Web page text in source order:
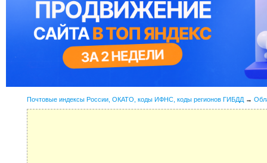
Почтовые индексы России, ОКАТО, коды ИФНС, коды регионов ГИБДД →